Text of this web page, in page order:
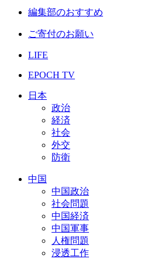
編集部のおすすめ
ご寄付のお願い
LIFE
EPOCH TV
日本
政治
経済
社会
外交
防衛
中国
中国政治
社会問題
中国経済
中国軍事
人権問題
浸透工作